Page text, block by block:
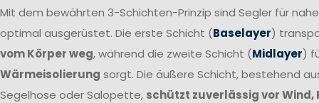
Mit dem bewährten 3-Schichten-Prinzip sind Segler für
optimal ausgerüstet. Die erste Schicht (Baselayer)
vom Körper weg, während die zweite Schicht (Midlayer)
Wärmeisolierung sorgt. Die äußere Schicht, bestehend
Segelhose oder Salopette, schützt zuverlässig vor Wind,